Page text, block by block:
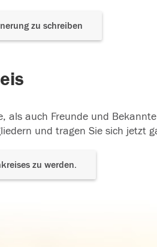
zu schreiben
als auch Freunde und
und tragen Sie sich jetzt
zu werden.